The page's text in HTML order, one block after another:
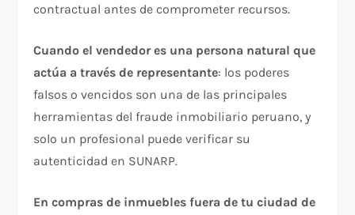
contractual antes de comprometer recursos.
Cuando el vendedor es una persona natural que
actúa a través de representante: los poderes
falsos o vencidos son una de las principales
herramientas del fraude inmobiliario peruano, y
solo un profesional puede verificar su
autenticidad en SUNARP.
En compras de inmuebles fuera de tu ciudad de